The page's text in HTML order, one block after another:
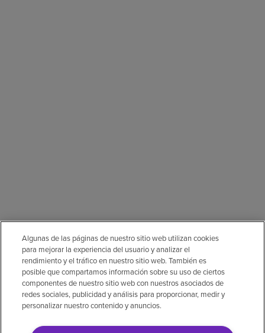
Algunas de las páginas de nuestro sitio web utilizan cookies
para mejorar la experiencia del usuario y analizar el
rendimiento y el tráfico en nuestro sitio web. También es
posible que compartamos información sobre su uso de ciertos
componentes de nuestro sitio web con nuestros asociados de
redes sociales, publicidad y análisis para proporcionar, medir y
personalizar nuestro contenido y anuncios.